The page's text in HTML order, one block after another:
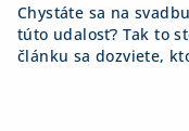
Chystáte sa na
túto udalosť? Tak to
článku sa dozviete,